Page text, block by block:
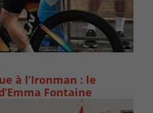
à l’Ironman : le
Fontaine